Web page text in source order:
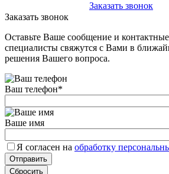
Заказать звонок
Заказать звонок
Оставьте Ваше сообщение и
специалисты свяжутся с Вами в
решения Вашего вопроса.
Ваш телефон*
Ваше имя
Я согласен на обработку